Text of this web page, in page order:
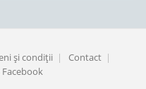
şi condiţii | Contact |